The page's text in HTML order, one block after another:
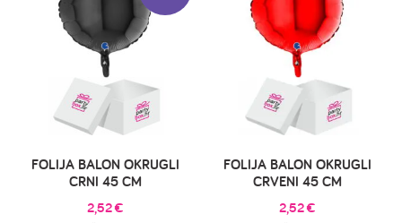
FOLIJA BALON OKRUGLI
CRNI 45 CM
2,52€
FOLIJA BALON OKRUGLI
CRVENI 45 CM
2,52€